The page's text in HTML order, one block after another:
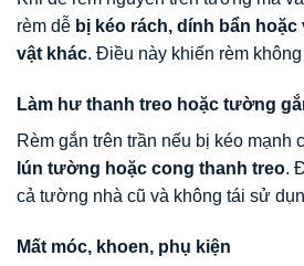
rèm dễ bị kéo rách, dính bẩn
vật khác. Điều này khiến rèm
Làm hư thanh treo hoặc tường
Rèm gắn trên trần nếu bị kéo mạnh
lún tường hoặc cong thanh treo.
cả tường nhà cũ và không tái sử
Mất móc, khoen, phụ kiện